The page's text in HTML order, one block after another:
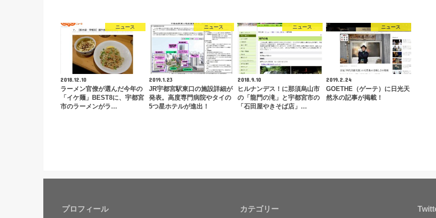
ニュース
2018.12.10
ラーメン官僚が選んだ今年の
「イケ麺」BEST8に、宇都宮
市のラーメンがラ…
ニュース
2019.1.23
JR宇都宮駅東口の施設詳細が
発表。高度専門病院やタイの
5つ星ホテルが進出！
ニュース
2018.9.10
ヒルナンデス！に那須烏山市
の「龍門の滝」と宇都宮市の
「石田屋やきそば店」…
ニュース
2019.2.24
GOETHE（ゲーテ）に日光天
然氷の記事が掲載！
プロフィール カテゴリー